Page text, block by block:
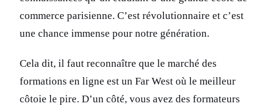
commerce parisienne. C’est révolutionnaire et c’est
une chance immense pour notre génération.
Cela dit, il faut reconnaître que le marché des
formations en ligne est un Far West où le meilleur
côtoie le pire. D’un côté, vous avez des formateurs